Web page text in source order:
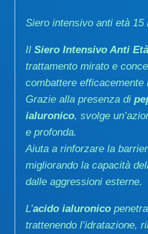
Siero intensivo anti età 15
Il Siero Intensivo Anti
trattamento mirato e
combattere efficacemente
Grazie alla presenza di
ialuronico, svolge
e profonda.
Aiuta a rinforzare la
migliorando la capacità
dalle aggressioni esterne.
L’acido ialuronico
trattenendo l’idratazione,